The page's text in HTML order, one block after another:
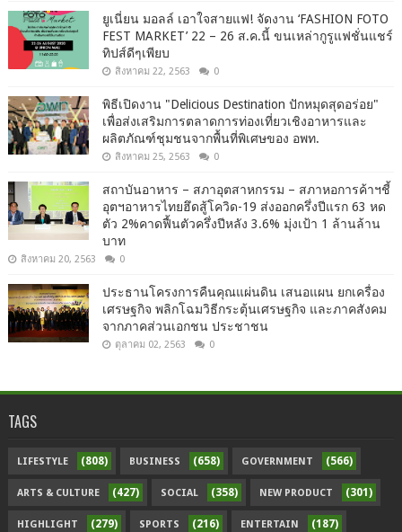
ยูเนี่ยน มอลล์ เอาใจสายแฟ! จัดงาน ‘FASHION FOTO
FEST MARKET’ 22 – 26 ส.ค.นี้ ขนเหล่ากูรูแฟชั่นแชร์
ทิปส์ดีๆเพียบ
สิงหาคม 22, 2563 0
พิธีเปิดงาน "Delicious Destination ปักหมุดสุดอร่อย"
เพื่อส่งเสริมการตลาดการท่องเที่ยวเชิงอาหารและ
ผลิตภัณฑ์ชุมชนจากพื้นที่พิเศษของ อพท.
สิงหาคม 25, 2563 0
สถาบันอาหาร – สภาอุตสาหกรรม – สภาหอการค้าฯชี้
อุตฯอาหารไทยฮึดสู้โควิด-19 ส่งออกครึ่งปีแรก 63 หด
ตัว 2%คาดฟื้นตัวครึ่งปีหลัง 3.6% มุ่งเป้า 1 ล้านล้าน
บาท
สิงหาคม 20, 2563 0
ประธานโครงการคืนคุณแผ่นดิน เสนอแผน ยกเครื่อง
เศรษฐกิจ พลิกโฉมวิธีกระตุ้นเศรษฐกิจ และภาคสังคม
จากภาคส่วนเอกชน ประชาชน
ตุลาคม 02, 2563 0
TAGS
LIFESTYLE (808) BUSINESS (658) GOVERNMENT (566)
ARTS & CULTURE (427) SOCIAL (358) NEW PRODUCT (301)
HIGHLIGHT (279) SPORTS (216) ENTERTAIN (187)